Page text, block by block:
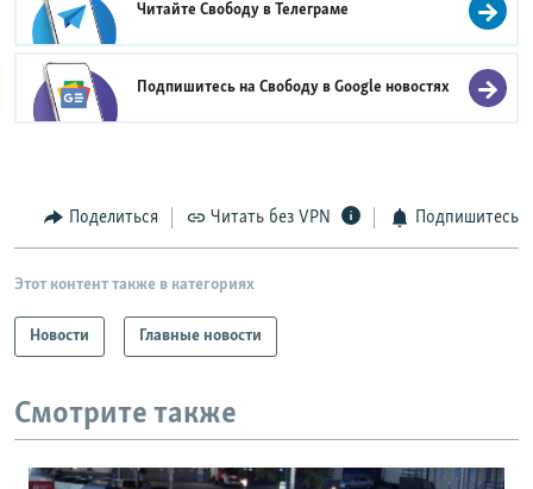
Читайте Свободу вТелеграме
Подпишитесь на Свободу вGoogle новостях
Поделиться Читать без VPN Подпишитесь
Этот контент также в категориях
Новости Главные новости
Смотрите также